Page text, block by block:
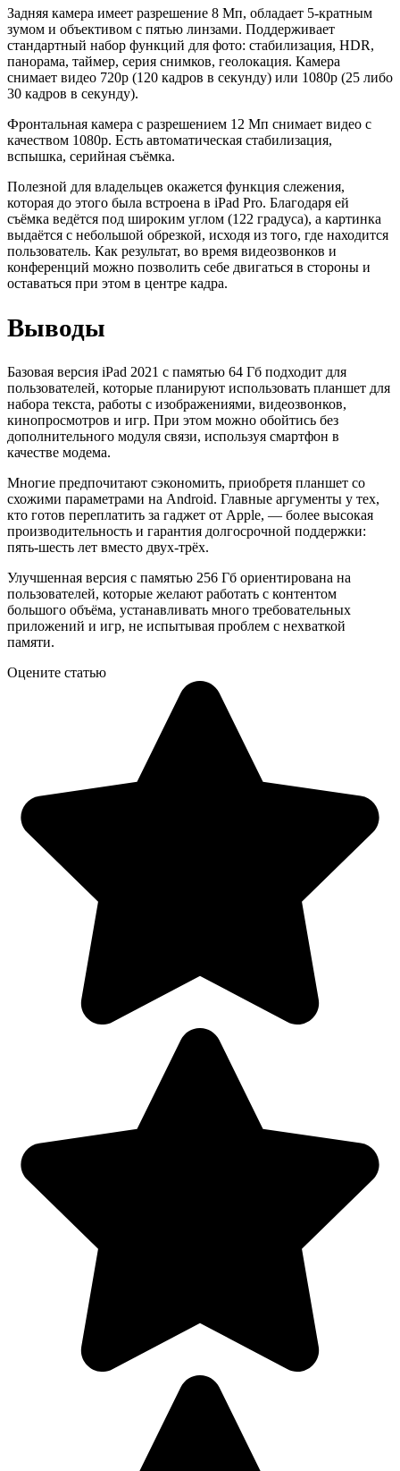
Задняя камера имеет разрешение 8 Мп, обладает 5-кратным
зумом и объективом с пятью линзами. Поддерживает
стандартный набор функций для фото: стабилизация, HDR,
панорама, таймер, серия снимков, геолокация. Камера
снимает видео 720p (120 кадров в секунду) или 1080p (25 либо
30 кадров в секунду).
Фронтальная камера с разрешением 12 Мп снимает видео с
качеством 1080p. Есть автоматическая стабилизация,
вспышка, серийная съёмка.
Полезной для владельцев окажется функция слежения,
которая до этого была встроена в iPad Pro. Благодаря ей
съёмка ведётся под широким углом (122 градуса), а картинка
выдаётся с небольшой обрезкой, исходя из того, где находится
пользователь. Как результат, во время видеозвонков и
конференций можно позволить себе двигаться в стороны и
оставаться при этом в центре кадра.
Выводы
Базовая версия iPad 2021 с памятью 64 Гб подходит для
пользователей, которые планируют использовать планшет для
набора текста, работы с изображениями, видеозвонков,
кинопросмотров и игр. При этом можно обойтись без
дополнительного модуля связи, используя смартфон в
качестве модема.
Многие предпочитают сэкономить, приобретя планшет со
схожими параметрами на Android. Главные аргументы у тех,
кто готов переплатить за гаджет от Apple, — более высокая
производительность и гарантия долгосрочной поддержки:
пять-шесть лет вместо двух-трёх.
Улучшенная версия с памятью 256 Гб ориентирована на
пользователей, которые желают работать с контентом
большого объёма, устанавливать много требовательных
приложений и игр, не испытывая проблем с нехваткой
памяти.
Оцените статью